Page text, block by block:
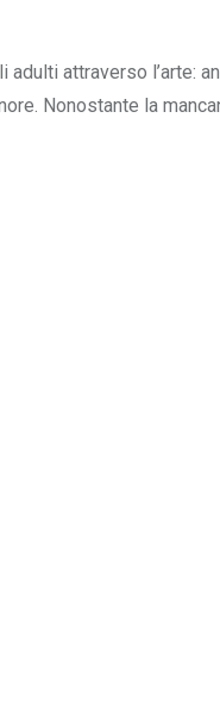
attraverso l’arte:
Nonostante la